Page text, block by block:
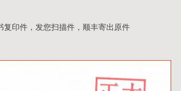
印件，发您扫描件，顺丰寄出原件